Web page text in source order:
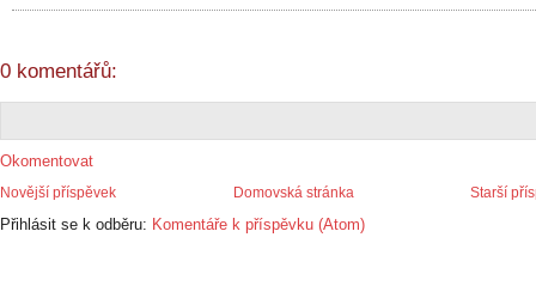
0 komentářů:
Okomentovat
Novější příspěvek Starší
Domovská stránka
Přihlásit se k odběru: Komentáře k příspěvku (Atom)